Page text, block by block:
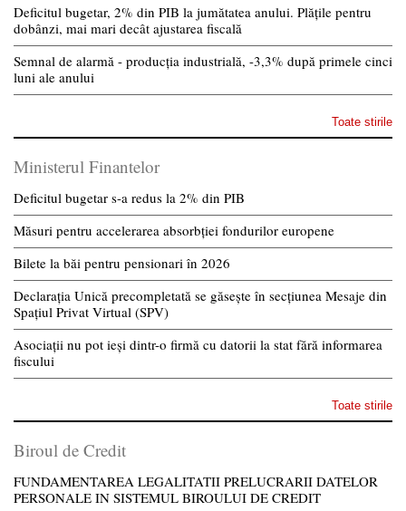
Deficitul bugetar, 2% din PIB la jumătatea anului. Plățile pentru
dobânzi, mai mari decât ajustarea fiscală
Semnal de alarmă - producția industrială, -3,3% după primele cinci
luni ale anului
Toate stirile
Ministerul Finantelor
Deficitul bugetar s-a redus la 2% din PIB
Măsuri pentru accelerarea absorbției fondurilor europene
Bilete la băi pentru pensionari în 2026
Declarația Unică precompletată se găsește în secțiunea Mesaje din
Spațiul Privat Virtual (SPV)
Asociații nu pot ieși dintr-o firmă cu datorii la stat fără informarea
fiscului
Toate stirile
Biroul de Credit
FUNDAMENTAREA LEGALITATII PRELUCRARII DATELOR
PERSONALE IN SISTEMUL BIROULUI DE CREDIT